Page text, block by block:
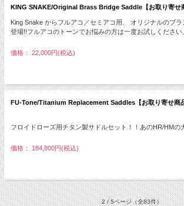
KING SNAKE/Original Brass Bridge Saddle【お取り寄せ
King Snake からフルアコ／セミアコ用、 オリジナルのブ
登場!!フルアコのトーンでお悩みの方は一度お試しください
価格： 22,000円(税込)
FU-Tone/Titanium Replacement Saddles【お取り寄せ商
フロイドローズ用チタン製サドルセット！！あのHR/HMの
価格： 184,800円(税込)
2 / 5ページ（全83件）